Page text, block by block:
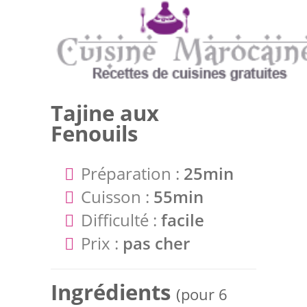
Tajine aux
Fenouils
Préparation : 25min
Cuisson : 55min
Difficulté : facile
Prix : pas cher
Ingrédients (pour 6